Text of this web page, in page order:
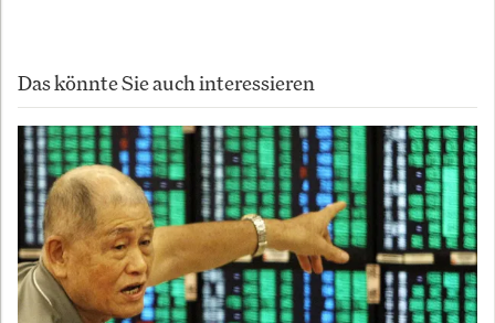
Das könnte Sie auch interessieren